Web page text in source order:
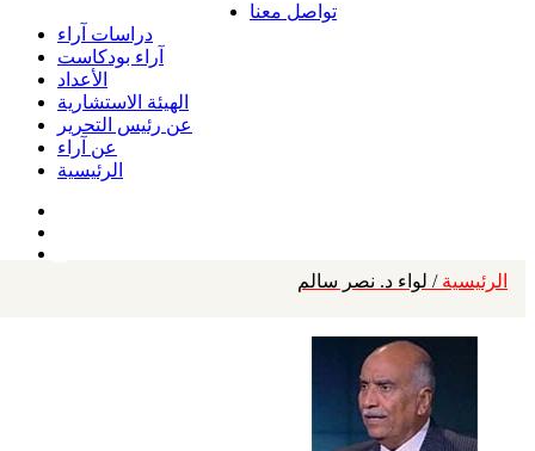
تواصل معنا
دراسات آراء
آراء بودكاست
الأعداد
الهيئة الاستشارية
عن رئيس التحرير
عن آراء
الرئيسية
الرئيسية / لواء د. نصر سالم